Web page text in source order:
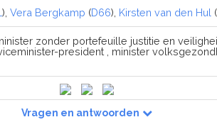
), Vera Bergkamp (D66), Kirsten van den Hul (
zonder portefeuille justitie en
president , minister
Vragen en antwoorden